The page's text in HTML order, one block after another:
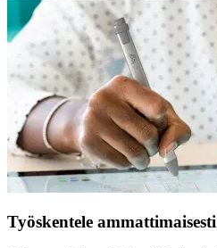
Työskentele ammattimaisesti